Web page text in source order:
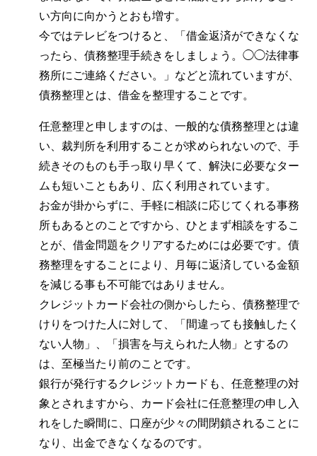
い方向に向かうとおも増す。
今ではテレビをつけると、「借金返済ができなくな
ったら、債務整理手続きをしましょう。◯◯法律事
務所にご連絡ください。」などと流れていますが、
債務整理とは、借金を整理することです。
任意整理と申しますのは、一般的な債務整理とは違
い、裁判所を利用することが求められないので、手
続きそのものも手っ取り早くて、解決に必要なター
ムも短いこともあり、広く利用されています。
お金が掛からずに、手軽に相談に応じてくれる事務
所もあるとのことですから、ひとまず相談をするこ
とが、借金問題をクリアするためには必要です。債
務整理をすることにより、月毎に返済している金額
を減じる事も不可能ではありません。
クレジットカード会社の側からしたら、債務整理で
けりをつけた人に対して、「間違っても接触したく
ない人物」、「損害を与えられた人物」とするの
は、至極当たり前のことです。
銀行が発行するクレジットカードも、任意整理の対
象とされますから、カード会社に任意整理の申し入
れをした瞬間に、口座が少々の間閉鎖されることに
なり、出金できなくなるのです。